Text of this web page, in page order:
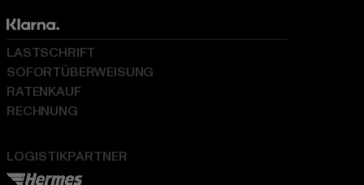
LOGISTIKPARTNER
LASTSCHRIFT
SOFORTÜBERWEISUNG
RATENKAUF
RECHNUNG